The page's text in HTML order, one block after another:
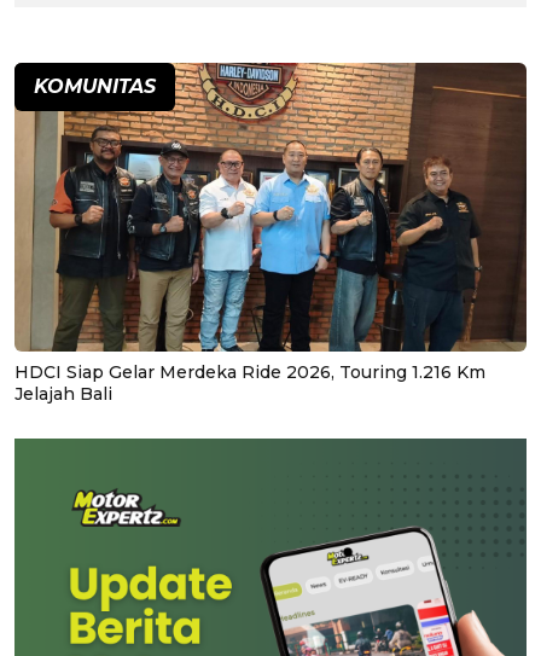
KOMUNITAS
HDCI Siap Gelar Merdeka Ride 2026, Touring 1.216 Km
Jelajah Bali